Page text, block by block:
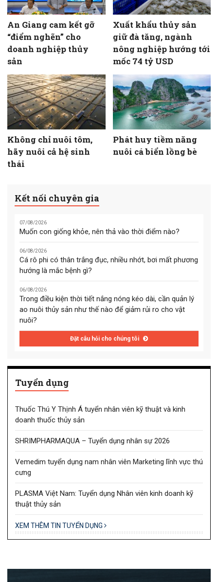
An Giang cam kết gỡ
“điểm nghẽn” cho
doanh nghiệp thủy
sản
Xuất khẩu thủy sản
giữ đà tăng, ngành
nông nghiệp hướng tới
mốc 74 tỷ USD
Không chỉ nuôi tôm,
hãy nuôi cả hệ sinh
thái
Phát huy tiềm năng
nuôi cá biển lồng bè
Kết nối chuyên gia
07/08/2026
Muốn con giống khỏe, nên thả vào thời điểm nào?
06/08/2026
Cá rô phi có thân trắng đục, nhiều nhớt, bơi mất phương
hướng là mắc bệnh gì?
06/08/2026
Trong điều kiện thời tiết nắng nóng kéo dài, cần quản lý
ao nuôi thủy sản như thế nào để giảm rủi ro cho vật
nuôi?
Đặt câu hỏi cho chúng tôi
Tuyển dụng
Thuốc Thú Y Thịnh Á tuyển nhân viên kỹ thuật và kinh
doanh thuốc thủy sản
SHRIMPHARMAQUA – Tuyển dụng nhân sự 2026
Vemedim tuyển dụng nam nhân viên Marketing lĩnh vực thú
cưng
PLASMA Việt Nam: Tuyển dụng Nhân viên kinh doanh kỹ
thuật thủy sản
XEM THÊM TIN TUYỂN DỤNG